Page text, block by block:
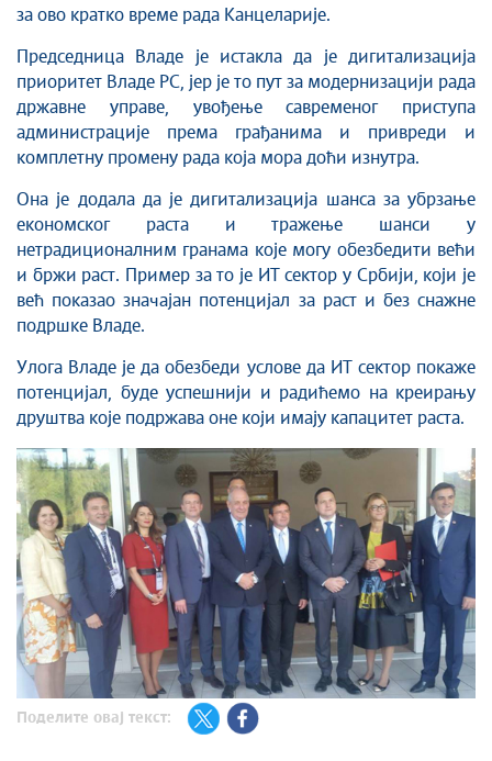
за ово кратко време рада Канцеларије.
Председница Владе је истакла да је дигитализација
приоритет Владе РС, јер је то пут за модернизацији рада
државне управе, увођење савременог приступа
администрације према грађанима и привреди и
комплетну промену рада која мора доћи изнутра.
Она је додала да је дигитализација шанса за убрзање
економског раста и тражење шанси у
нетрадиционалним гранама које могу обезбедити већи
и бржи раст. Пример за то је ИТ сектор у Србији, који је
већ показао значајан потенцијал за раст и без снажне
подршке Владе.
Улога Владе је да обезбеди услове да ИТ сектор покаже
потенцијал, буде успешнији и радићемо на креирању
друштва које подржава оне који имају капацитет раста.
Поделите овај текст: